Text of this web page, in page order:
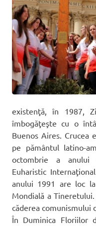
existenţă, în 1987,
îmbogăţeşte cu o
Buenos Aires. Crucea
pe pământul latino-
octombrie a anului
Euharistic
anului 1991 are loc
Mondială a
căderea comunismului
În Duminica Floriilor